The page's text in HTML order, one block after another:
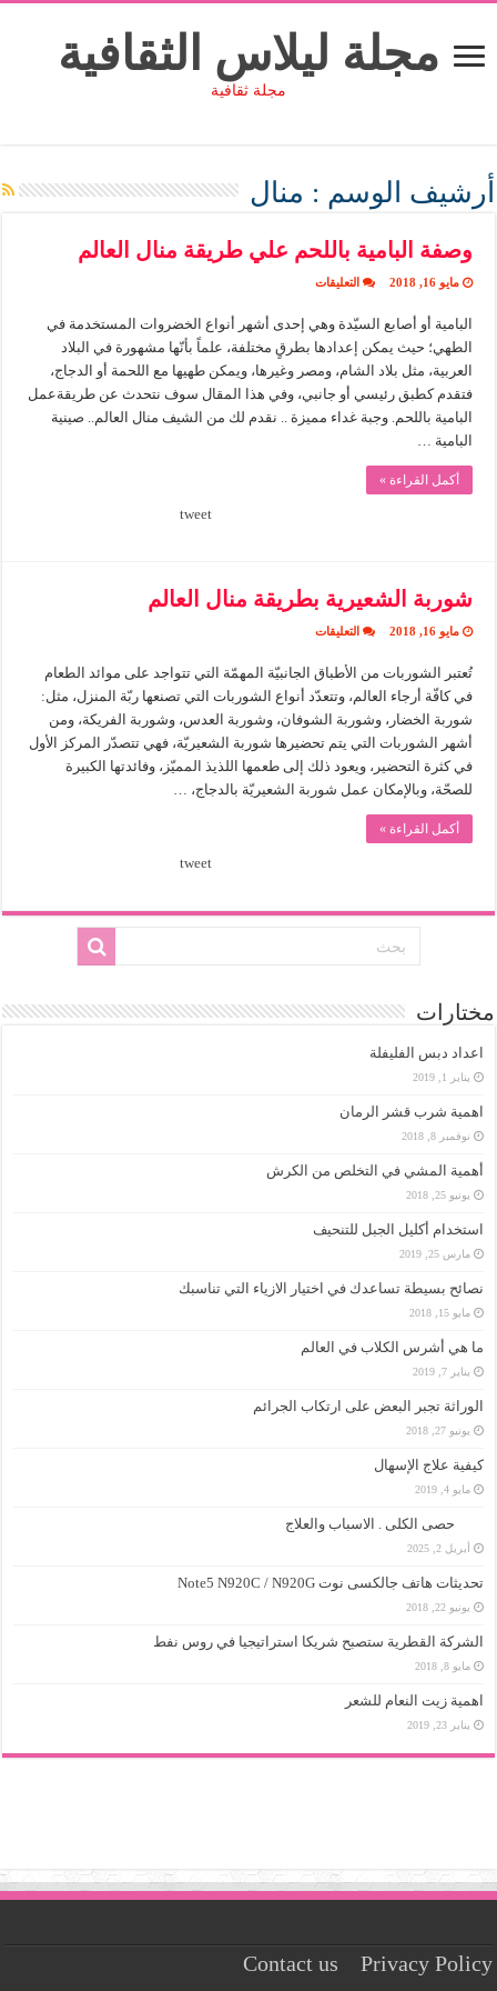
مجلة ليلاس الثقافية
مجلة ثقافية
أرشيف الوسم : منال
وصفة البامية باللحم علي طريقة منال العالم
مايو 16, 2018 التعليقاتعلى
باللحم
علي
طريقة
منال
العالم
مغلقة
البامية أو أصابع السيّدة وهي إحدى أشهر أنواع الخضروات المستخدمة في
الطهي؛ حيث يمكن إعدادها بطرقٍ مختلفة، علماً بأنّها مشهورة في البلاد
العربية، مثل بلاد الشام، ومصر وغيرها، ويمكن طهيها مع اللحمة أو الدجاج،
فتقدم كطبق رئيسي أو جانبي، وفي هذا المقال سوف نتحدث عن طريقةعمل
البامية باللحم. وجبة غداء مميزة .. نقدم لك من الشيف منال العالم.. صينية
البامية …
أكمل القراءة »
tweet
شوربة الشعيرية بطريقة منال العالم
مايو 16, 2018 التعليقاتعلى
بطريقة
منال
العالم
مغلقة
تُعتبر الشوربات من الأطباق الجانبيّة المهمّة التي تتواجد على موائد الطعام
في كافّة أرجاء العالم، وتتعدّد أنواع الشوربات التي تصنعها ربّة المنزل، مثل:
شوربة الخضار، وشوربة الشوفان، وشوربة العدس، وشوربة الفريكة، ومن
أشهر الشوربات التي يتم تحضيرها شوربة الشعيريّة، فهي تتصدّر المركز الأول
في كثرة التحضير، ويعود ذلك إلى طعمها اللذيذ المميّز، وفائدتها الكبيرة
للصحّة، وبالإمكان عمل شوربة الشعيريّة بالدجاج، …
أكمل القراءة »
tweet
مختارات
اعداد دبس الفليفلة
يناير 1, 2019
اهمية شرب قشر الرمان
نوفمبر 8, 2018
أهمية المشي في التخلص من الكرش
يونيو 25, 2018
استخدام أكليل الجبل للتنحيف
مارس 25, 2019
نصائح بسيطة تساعدك في اختيار الازياء التي تناسبك
مايو 15, 2018
ما هي أشرس الكلاب في العالم
يناير 7, 2019
الوراثة تجبر البعض على ارتكاب الجرائم
يونيو 27, 2018
كيفية علاج الإسهال
مايو 4, 2019
حصى الكلى . الاسباب والعلاج
أبريل 2, 2025
تحديثات هاتف جالكسى نوت Note5 N920C / N920G
يونيو 22, 2018
الشركة القطرية ستصبح شريكا استراتيجيا في روس نفط
مايو 8, 2018
اهمية زيت النعام للشعر
يناير 23, 2019
Contact us Privacy Policy